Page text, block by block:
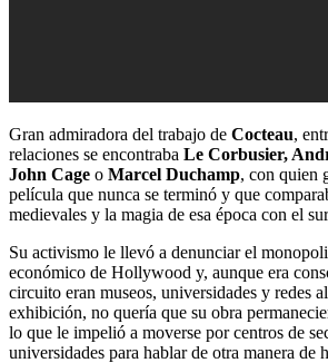
Gran admiradora del trabajo de Cocteau,
relaciones se encontraba Le Corbusier,
John Cage o Marcel Duchamp, con quien
película que nunca se terminó y que
medievales y la magia de esa época con el
Su activismo le llevó a denunciar el
económico de Hollywood y, aunque era
circuito eran museos, universidades y redes
exhibición, no quería que su obra
lo que le impelió a moverse por centros de
universidades para hablar de otra manera de